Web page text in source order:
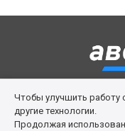
Правила
Чтобы улучшить работу
другие технологии.
Продолжая